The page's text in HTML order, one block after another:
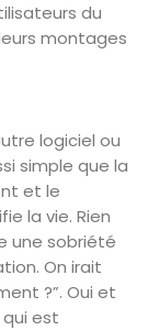
du
montages
logiciel ou
simple que la
et le
la vie. Rien
une sobriété
On irait
?”. Oui et
qui est